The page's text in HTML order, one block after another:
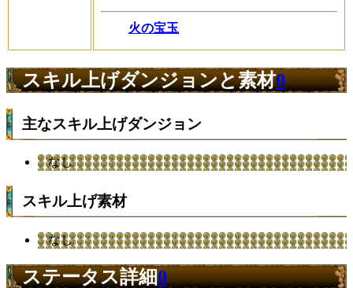
火の宝玉
スキル上げダンジョンと素材0
主なスキル上げダンジョン
なし
スキル上げ素材
なし
ステータス詳細0